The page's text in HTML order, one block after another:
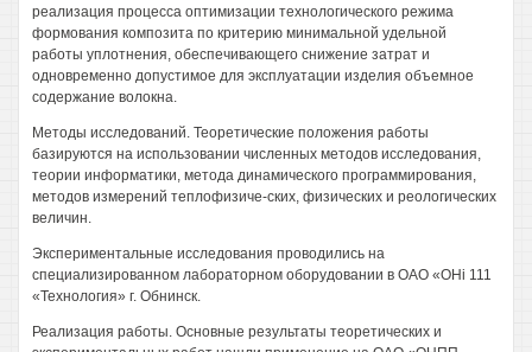
реализация процесса оптимизации технологического режима
формования композита по критерию минимальной удельной
работы уплотнения, обеспечивающего снижение затрат и
одновременно допустимое для эксплуатации изделия объемное
содержание волокна.
Методы исследований. Теоретические положения работы
базируются на использовании численных методов исследования,
теории информатики, метода динамического программирования,
методов измерений теплофизиче-ских, физических и реологических
величин.
Экспериментальные исследования проводились на
специализированном лабораторном оборудовании в ОАО «ОHi 111
«Технология» г. Обнинск.
Реализация работы. Основные результаты теоретических и